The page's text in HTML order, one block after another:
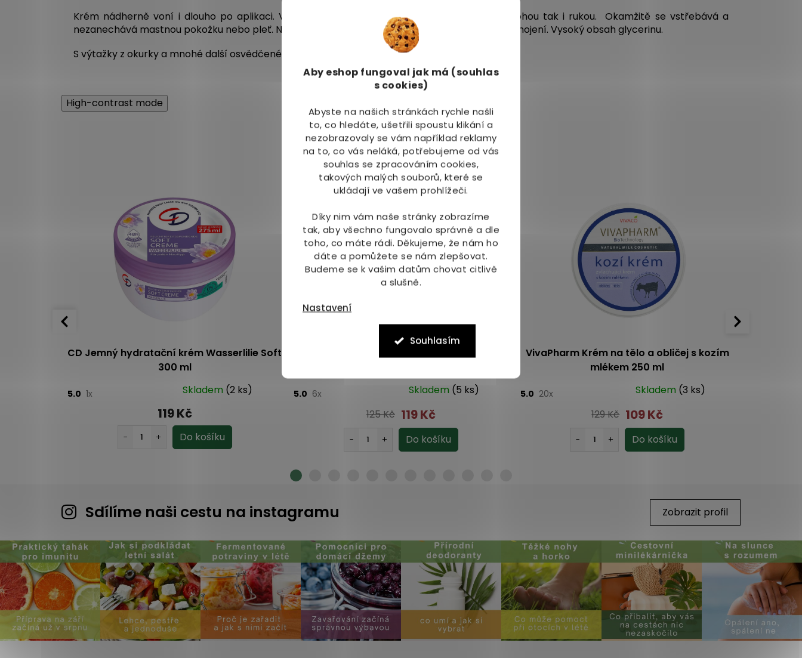
Aby eshop fungoval jak má (souhlas
s cookies)
Abyste na našich stránkách rychle našli
to, co hledáte, ušetřili spoustu klikání a
nezobrazovaly se vám například reklamy
na to, co vás neláká, potřebujeme od vás
souhlas se zpracováním cookies,
takových malých souborů, které se
ukládají ve vašem prohlížeči.
Díky nim vám naše stránky zobrazíme
tak, aby všechno fungovalo správně a dle
toho, co máte rádi. Děkujeme, že nám ho
dáte a pomůžete se nám zlepšovat.
Budeme se k vašim datům chovat citlivě
a slušně.
Nastavení
Souhlasím
Krém nádherně voní i dlouho po aplikaci. Vhodný při potížích s pokraskanou kůži jak na nohou tak i rukou. Okamžitě se vstřebává a
nezanechává mastnou pokožku nebo pleť. Nejlepší eva krém s léčebnými účinky na pokožku a hojení. Vysoký obsah glycerinu.
S výtažky z okurky a mnohé další osvědčené přírodní zdroje.
Nejsou testovány na zvířatech
High-contrast mode
Mohlo by Vás zajímat
CD Jemný hydratační krém Wasserlilie Soft
300 ml
5.0 1x Skladem (2 ks)
119 Kč
5.0 6x Skladem (5 ks)
125 Kč 119 Kč
VivaPharm Krém na tělo a obličej s kozím
mlékem 250 ml
5.0 20x Skladem (3 ks)
129 Kč 109 Kč
Sdílíme naši cestu na instagramu Zobrazit profil